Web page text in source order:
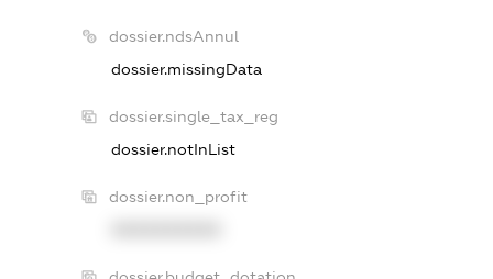
dossier.ndsAnnul
dossier.missingData
dossier.single_tax_reg
dossier.notInList
dossier.non_profit